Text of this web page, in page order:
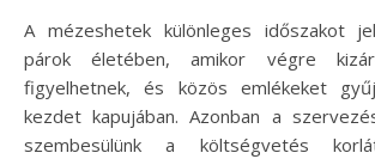
A mézeshetek különleges időszakot jelentenek az ifjú
párok életében, amikor végre
figyelhetnek, és közös emlékeket
kezdet kapujában. Azonban a
szembesülünk a költségvetés